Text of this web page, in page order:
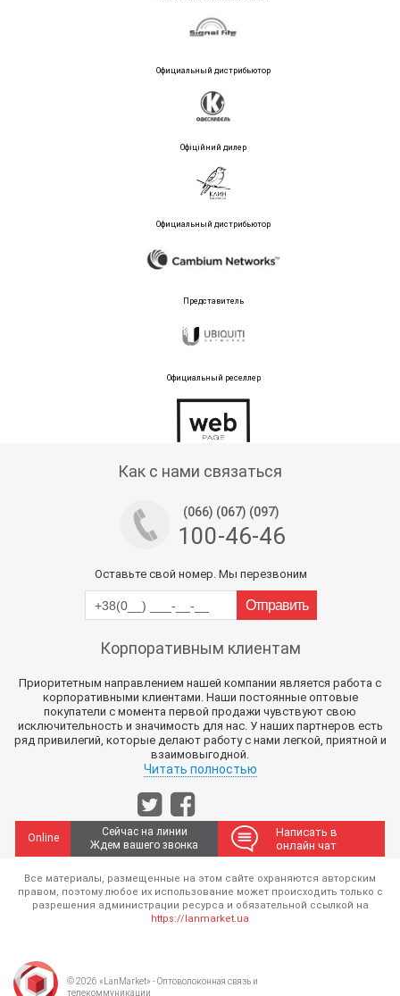
Официальный дистрибьютор
Офіційний дилер
Официальный дистрибьютор
Представитель
Официальный реселлер
Как с нами связаться
(066) (067) (097)
100-46-46
Оставьте свой номер. Мы перезвоним
Корпоративным клиентам
Приоритетным направлением нашей компании является работа с
корпоративными клиентами. Наши постоянные оптовые
покупатели с момента первой продажи чувствуют свою
исключительность и значимость для нас. У наших партнеров есть
ряд привилегий, которые делают работу с нами легкой, приятной и
взаимовыгодной.
Читать полностью
Online
Сейчас на линии
Ждем вашего звонка
Написать в
онлайн чат
© 2026 «LanMarket» - Оптоволоконная связь и
телекоммуникации
Все материалы, размещенные на этом сайте охраняются авторским
правом, поэтому любое их использование может происходить только с
разрешения администрации ресурса и обязательной ссылкой на
https://lanmarket.ua